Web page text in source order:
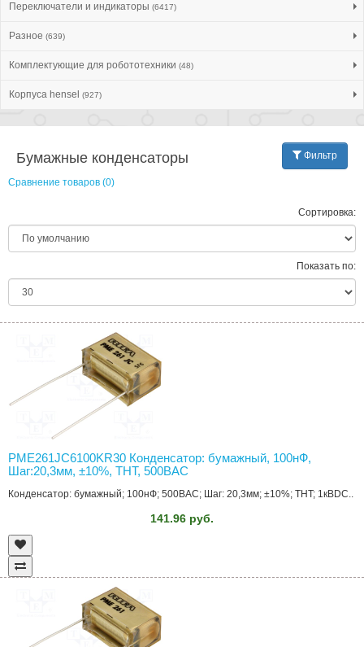
Переключатели и индикаторы (6417)
Разное (639)
Комплектующие для робототехники (48)
Корпуса hensel (927)
Фильтр
Бумажные конденсаторы
Сравнение товаров (0)
Сортировка:
Показать по:
PME261JC6100KR30 Конденсатор: бумажный, 100нФ,
Шаг:20,3мм, ±10%, THT, 500ВAC
Конденсатор: бумажный; 100нФ; 500ВAC; Шаг: 20,3мм; ±10%; THT; 1кВDC..
141.96 руб.